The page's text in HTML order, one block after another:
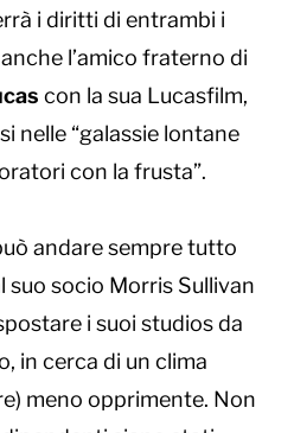
i diritti di entrambi i
l’amico fraterno di
con la sua Lucasfilm,
nelle “galassie lontane
con la frusta”.
andare sempre tutto
suo socio Morris Sullivan
i suoi studios da
in cerca di un clima
meno opprimente. Non